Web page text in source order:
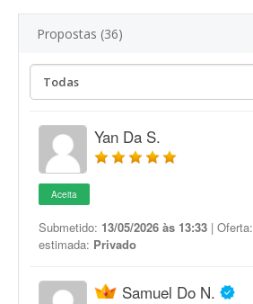
Propostas (36)
Yan Da S.
Aceita
Submetido: 13/05/2026 às 13:33 | Oferta:
estimada: Privado
Samuel Do N.